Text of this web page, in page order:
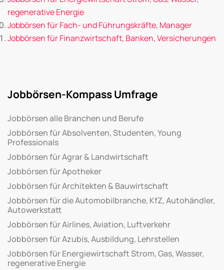
regenerative Energie
Jobbörsen für Fach- und Führungskräfte, Manager
Jobbörsen für Finanzwirtschaft, Banken, Versicherungen
Jobbörsen-Kompass Umfrage
Jobbörsen alle Branchen und Berufe
Jobbörsen für Absolventen, Studenten, Young
Professionals
Jobbörsen für Agrar & Landwirtschaft
Jobbörsen für Apotheker
Jobbörsen für Architekten & Bauwirtschaft
Jobbörsen für die Automobilbranche, KfZ, Autohändler,
Autowerkstatt
Jobbörsen für Airlines, Aviation, Luftverkehr
Jobbörsen für Azubis, Ausbildung, Lehrstellen
Jobbörsen für Energiewirtschaft Strom, Gas, Wasser,
regenerative Energie